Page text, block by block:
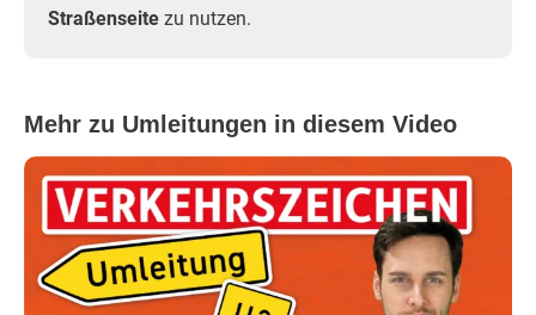
Straßenseite zu nutzen.
Mehr zu Umleitungen in diesem Video